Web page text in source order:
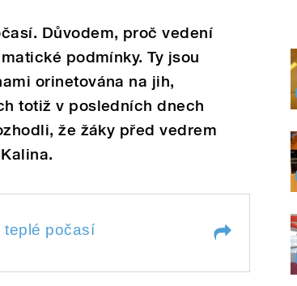
Důvodem, proč vedení
podmínky. Ty jsou
orinetována na jih,
totiž v posledních dnech
že žáky před vedrem
teplé počasí